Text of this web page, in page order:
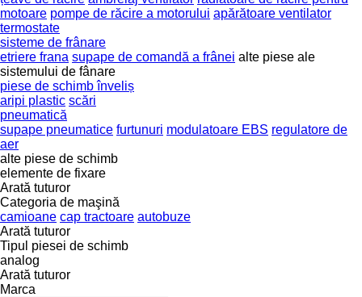
motoare pompe de răcire a motorului apărătoare ventilator
termostate
sisteme de frânare
etriere frana supape de comandă a frânei alte piese ale
sistemului de fânare
piese de schimb înveliș
aripi plastic scări
pneumatică
supape pneumatice furtunuri modulatoare EBS regulatore de
aer
alte piese de schimb
elemente de fixare
Arată tuturor
Categoria de maşină
camioane cap tractoare autobuze
Arată tuturor
Tipul piesei de schimb
analog
Arată tuturor
Marca